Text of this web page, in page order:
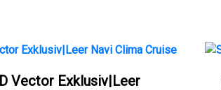
Vector Exklusiv|Leer